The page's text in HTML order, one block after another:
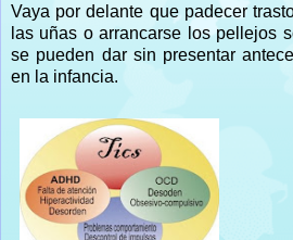
Vaya por delante que padecer
las uñas o arrancarse los pellejos
se pueden dar sin presentar
en la infancia.